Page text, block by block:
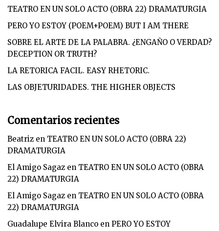
TEATRO EN UN SOLO ACTO (OBRA 22) DRAMATURGIA
PERO YO ESTOY (POEM+POEM) BUT I AM THERE
SOBRE EL ARTE DE LA PALABRA. ¿ENGAÑO O VERDAD?
DECEPTION OR TRUTH?
LA RETORICA FACIL. EASY RHETORIC.
LAS OBJETURIDADES. THE HIGHER OBJECTS
Comentarios recientes
Beatriz en TEATRO EN UN SOLO ACTO (OBRA 22)
DRAMATURGIA
El Amigo Sagaz en TEATRO EN UN SOLO ACTO (OBRA
22) DRAMATURGIA
El Amigo Sagaz en TEATRO EN UN SOLO ACTO (OBRA
22) DRAMATURGIA
Guadalupe Elvira Blanco en PERO YO ESTOY